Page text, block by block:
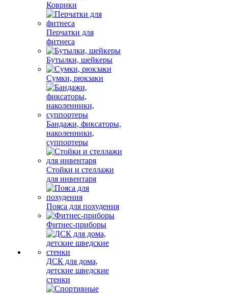
Коврики
Перчатки для
фитнеса
Бутылки, шейкеры
Сумки, рюкзаки
Бандажи, фиксаторы,
наколенники,
суппортеры
Стойки и стеллажи
для инвентаря
Пояса для похудения
Фитнес-приборы
ДСК для дома,
детские шведские
стенки